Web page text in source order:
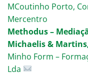
MCoutinho Porto,
Mercentro
Methodus –
Michaelis &
Minho Form –
Lda